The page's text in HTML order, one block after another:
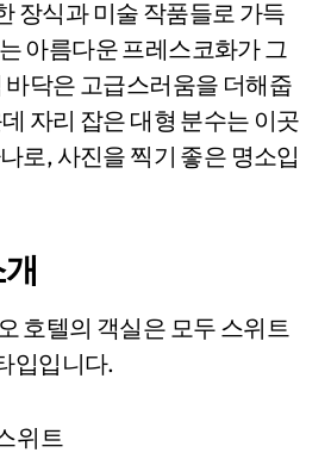
장식과 미술 작품들로 가득
아름다운 프레스코화가 그
바닥은 고급스러움을 더해줍
자리 잡은 대형 분수는 이곳
로, 사진을 찍기 좋은 명소입
호텔의 객실은 모두 스위트
입입니다.
위트